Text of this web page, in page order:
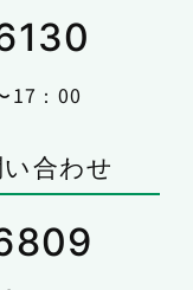
17：00
合わせ